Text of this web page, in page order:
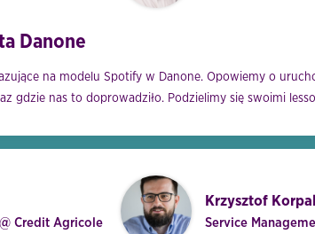
Danone
na modelu Spotify w Danone. Opowiemy o
nas to doprowadziło. Podzielimy się swoimi
Credit Agricole
Krzysztof Korpal
Service